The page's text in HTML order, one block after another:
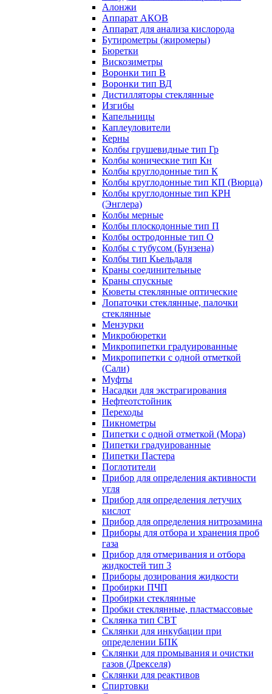
Алонжи
Аппарат АКОВ
Аппарат для анализа кислорода
Бутирометры (жиромеры)
Бюретки
Вискозиметры
Воронки тип В
Воронки тип ВД
Дистилляторы стеклянные
Изгибы
Капельницы
Каплеуловители
Керны
Колбы грушевидные тип Гр
Колбы конические тип Кн
Колбы круглодонные тип К
Колбы круглодонные тип КП (Вюрца)
Колбы круглодонные тип КРН
(Энглера)
Колбы мерные
Колбы плоскодонные тип П
Колбы остродонные тип О
Колбы с тубусом (Бунзена)
Колбы тип Кьельдаля
Краны соединительные
Краны спускные
Кюветы стеклянные оптические
Лопаточки стеклянные, палочки
стеклянные
Мензурки
Микробюретки
Микропипетки градуированные
Микропипетки с одной отметкой
(Сали)
Муфты
Насадки для экстрагирования
Нефтеотстойник
Переходы
Пикнометры
Пипетки с одной отметкой (Мора)
Пипетки градуированные
Пипетки Пастера
Поглотители
Прибор для определения активности
угля
Прибор для определения летучих
кислот
Прибор для определения нитрозамина
Приборы для отбора и хранения проб
газа
Прибор для отмеривания и отбора
жидкостей тип 3
Приборы дозирования жидкости
Пробирки ПЧП
Пробирки стеклянные
Пробки стеклянные, пластмассовые
Склянка тип СВТ
Склянки для инкубации при
определении БПК
Склянки для промывания и очистки
газов (Дрекселя)
Склянки для реактивов
Спиртовки